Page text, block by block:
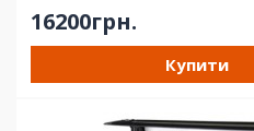
16200грн.
Купити